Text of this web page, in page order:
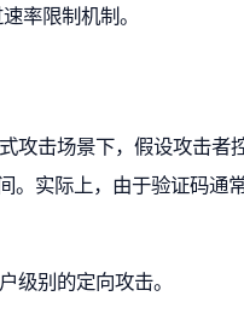
率限制机制。
攻击场景下，假设攻击者
实际上，由于验证码通
别的定向攻击。